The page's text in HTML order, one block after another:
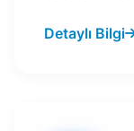
Detaylı Bilgi